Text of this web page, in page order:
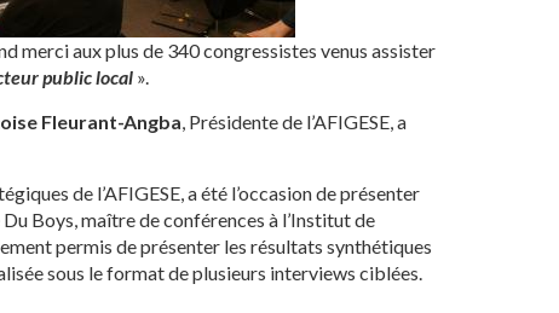
merci aux plus de 340 congressistes venus assister
public local ».
Fleurant-Angba, Présidente de l’AFIGESE, a
de l’AFIGESE, a été l’occasion de présenter
Boys, maître de conférences à l’Institut de
permis de présenter les résultats synthétiques
sous le format de plusieurs interviews ciblées.